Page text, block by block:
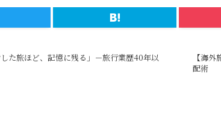
た旅ほど、記憶に残る」－旅行業歴40年以
【海
配術